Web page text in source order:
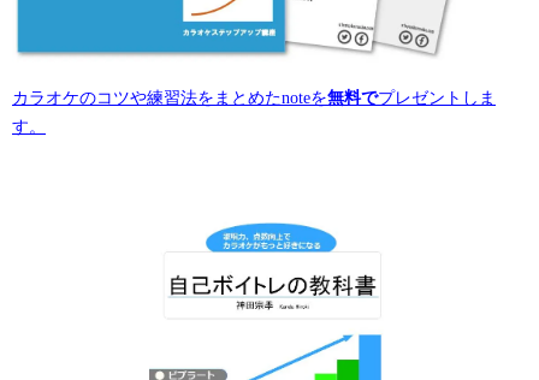
カラオケのコツや練習法をまとめたnoteを無料でプレゼントしま
す。